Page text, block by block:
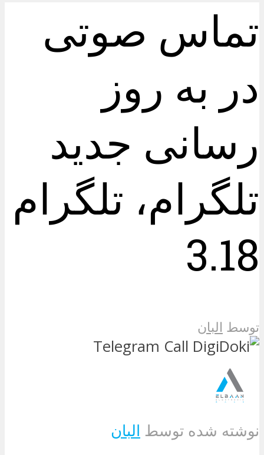
تماس صوتی
در به روز
رسانی جدید
تلگرام، تلگرام
3.18
توسط البان
نوشته شده توسط البان